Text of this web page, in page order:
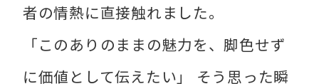
者の情熱に直接触れました。
「このありのままの魅力を、脚色せず
に価値として伝えたい」 そう思った瞬